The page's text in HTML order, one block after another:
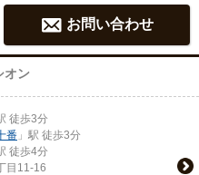
お問い合わせ
オン
徒歩3分
番 」駅 徒歩3分
徒歩4分
目11-16